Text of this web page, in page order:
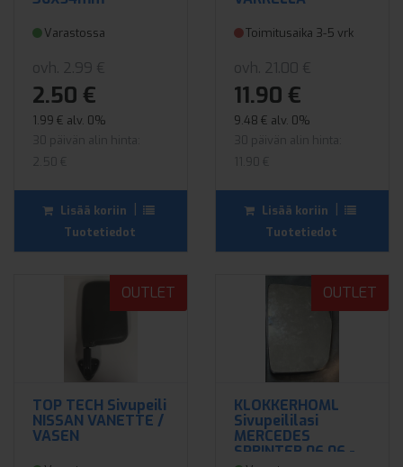
Varastossa
ovh. 2.99 €
2.50 €
1.99 € alv. 0%
30 päivän alin hinta:
2.50 €
Lisää koriin
Tuotetiedot
Toimitusaika 3-5 vrk
ovh. 21.00 €
11.90 €
9.48 € alv. 0%
30 päivän alin hinta:
11.90 €
Lisää koriin
Tuotetiedot
OUTLET
TOP TECH Sivupeili
NISSAN VANETTE /
VASEN
OUTLET
KLOKKERHOML
Sivupeililasi
MERCEDES
SPRINTER 06.06 -